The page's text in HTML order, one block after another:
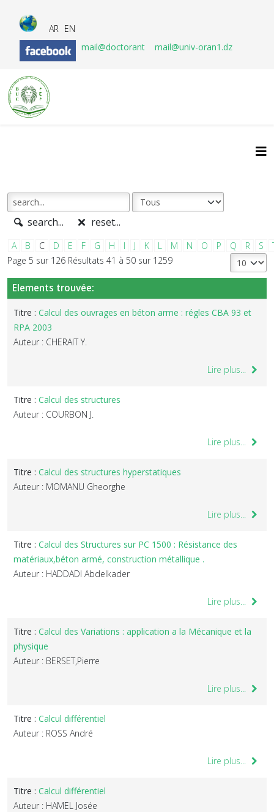
AR EN
mail@doctorant
mail@univ-oran1.dz
search... reset...
A B C D E F G H I J K L M N O P Q R S
Page 5 sur 126 Résultats 41 à 50 sur 1259
Elements trouvée:
Titre : Calcul des ouvrages en béton arme : régles CBA 93 et
RPA 2003
Auteur : CHERAIT Y.
Lire plus...
Titre : Calcul des structures
Auteur : COURBON J.
Lire plus...
Titre : Calcul des structures hyperstatiques
Auteur : MOMANU Gheorghe
Lire plus...
Titre : Calcul des Structures sur PC 1500 : Résistance des
matériaux,béton armé, construction métallique .
Auteur : HADDADI Abdelkader
Lire plus...
Titre : Calcul des Variations : application a la Mécanique et la
physique
Auteur : BERSET,Pierre
Lire plus...
Titre : Calcul différentiel
Auteur : ROSS André
Lire plus...
Titre : Calcul différentiel
Auteur : HAMEL Josée